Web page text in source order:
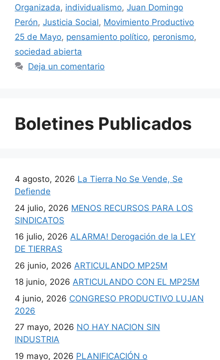
Organizada, individualismo, Juan Domingo
Perón, Justicia Social, Movimiento Productivo
25 de Mayo, pensamiento político, peronismo,
sociedad abierta
Deja un comentario
Boletines Publicados
4 agosto, 2026 La Tierra No Se Vende, Se
Defiende
24 julio, 2026 MENOS RECURSOS PARA LOS
SINDICATOS
16 julio, 2026 ALARMA! Derogación de la LEY
DE TIERRAS
26 junio, 2026 ARTICULANDO MP25M
18 junio, 2026 ARTICULANDO CON EL MP25M
4 junio, 2026 CONGRESO PRODUCTIVO LUJAN
2026
27 mayo, 2026 NO HAY NACION SIN
INDUSTRIA
19 mayo, 2026 PLANIFICACIÓN o